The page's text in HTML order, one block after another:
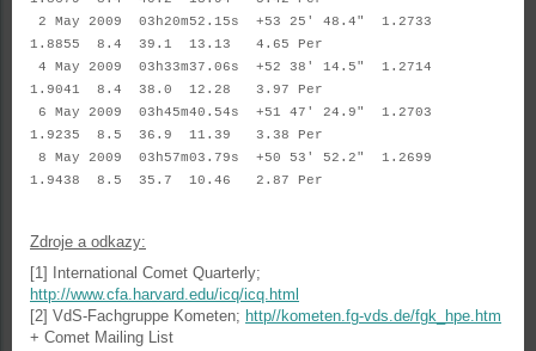
2 May 2009 03h20m52.15s +53 25' 48.4" 1.2733
1.8855 8.4 39.1 13.13 4.65 Per
4 May 2009 03h33m37.06s +52 38' 14.5" 1.2714
1.9041 8.4 38.0 12.28 3.97 Per
6 May 2009 03h45m40.54s +51 47' 24.9" 1.2703
1.9235 8.5 36.9 11.39 3.38 Per
8 May 2009 03h57m03.79s +50 53' 52.2" 1.2699
1.9438 8.5 35.7 10.46 2.87 Per
Zdroje a odkazy:
[1] International Comet Quarterly;
http://www.cfa.harvard.edu/icq/icq.html
[2] VdS-Fachgruppe Kometen; http//kometen.fg-vds.de/fgk_hpe.htm
+ Comet Mailing List